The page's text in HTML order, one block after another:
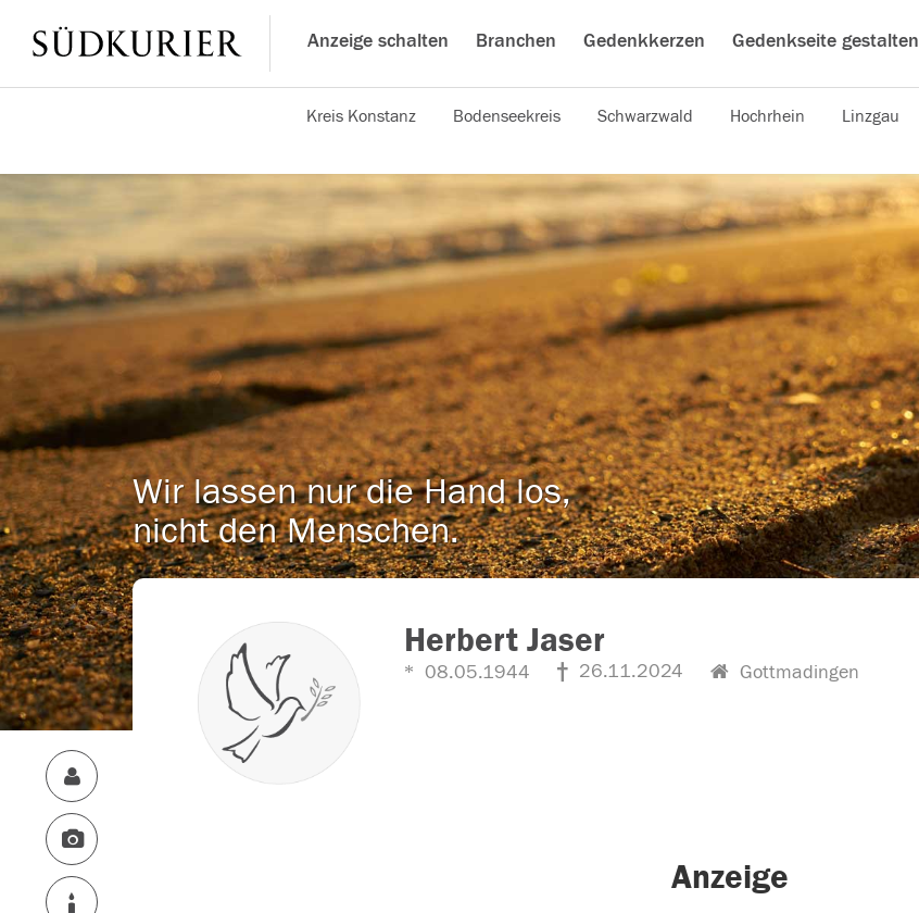
Anzeige schalten Branchen Gedenkkerzen Gedenkseite gestalten
Kreis Konstanz Bodenseekreis Schwarzwald Hochrhein Linzgau
Wir lassen nur die Hand los,
nicht den Menschen.
Herbert Jaser
08.05.1944 26.11.2024 Gottmadingen
Anzeige